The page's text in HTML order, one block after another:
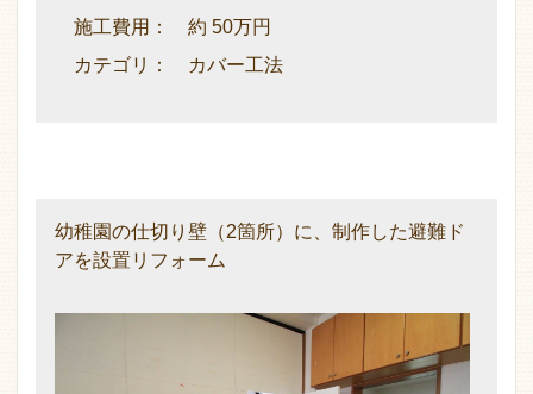
施工費用： 約 50万円
カテゴリ： カバー工法
幼稚園の仕切り壁（2箇所）に、制作した避難ド
アを設置リフォーム